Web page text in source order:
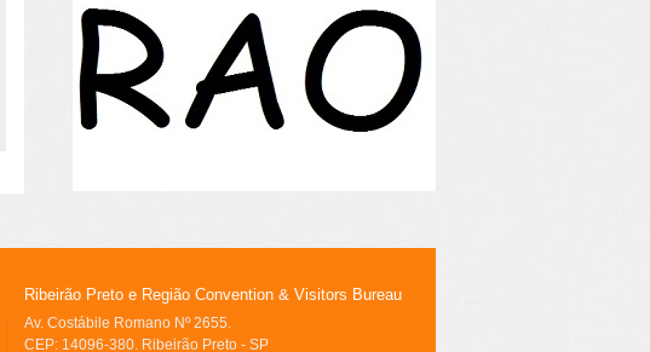
Ribeirão Preto e Região Convention & Visitors Bureau
Av. Costábile Romano Nº 2655.
CEP: 14096-380. Ribeirão Preto - SP